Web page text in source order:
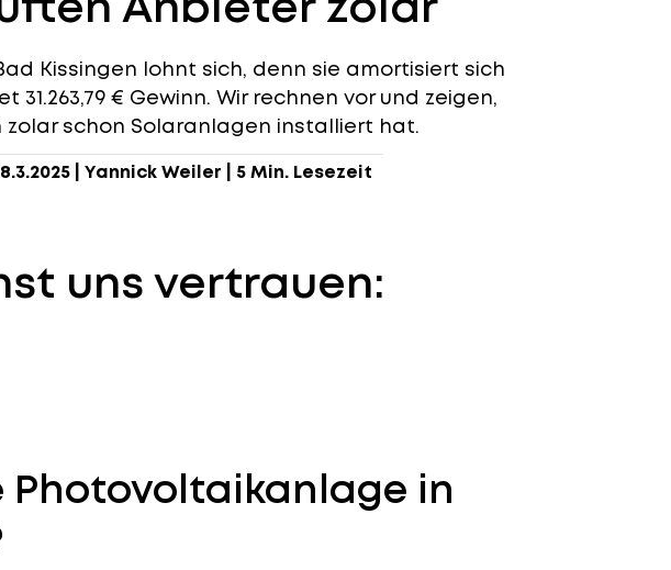
Kissingen lohnt sich, denn sie amortisiert sich
31.263,79 € Gewinn. Wir rechnen vor und zeigen,
zolar schon Solaranlagen installiert hat.
| Yannick Weiler 5 Min. Lesezeit
uns vertrauen:
Photovoltaikanlage in